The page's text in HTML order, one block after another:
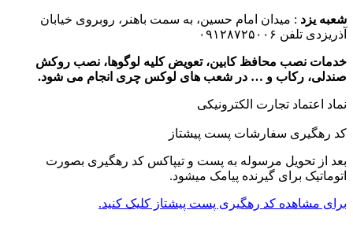
شعبه یزد : میدان امام حسین، به سمت باهنر، روبروی خیابان
آذریزدی تلفن ۰۹۱۲۸۷۲۵۰۰۶
خدمات نصب محافظ کابین، تعویض کلیه لوگوها، نصب روکش
صندلی، رکاب و … در شعب های لوکس چری انجام می شود.
نماد اعتماد تجارت الكترونیكی
کد رهگیری سفارشات پست پیشتاز
بعد از تحویل مرسوله به پست و تیپاکس کد رهگیری بصورت
اتوماتیک برای گیرنده پیامک میشود.
برای مشاهده کد رهگیری پست پیشتاز کلیک کنید.